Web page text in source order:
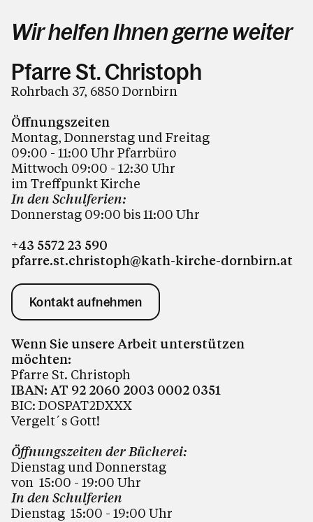
Wir helfen Ihnen gerne weiter
Pfarre St. Christoph
Rohrbach 37, 6850 Dornbirn
Öffnungszeiten
Montag, Donnerstag und Freitag
09:00 - 11:00 Uhr Pfarrbüro
Mittwoch 09:00 - 12:30 Uhr
im Treffpunkt Kirche
In den Schulferien:
Donnerstag 09:00 bis 11:00 Uhr
+43 5572 23 590
pfarre.st.christoph@kath-kirche-dornbirn.at
Kontakt aufnehmen
Wenn Sie unsere Arbeit unterstützen
möchten:
Pfarre St. Christoph
IBAN: AT 92 2060 2003 0002 0351
BIC: DOSPAT2DXXX
Vergelt´s Gott!
Öffnungszeiten der Bücherei:
Dienstag und Donnerstag
von 15:00 - 19:00 Uhr
In den Schulferien
Dienstag 15:00 - 19:00 Uhr